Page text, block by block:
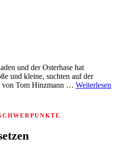
und der Osterhase hat
und kleine, suchten auf der
von Tom Hinzmann … Weiterlesen